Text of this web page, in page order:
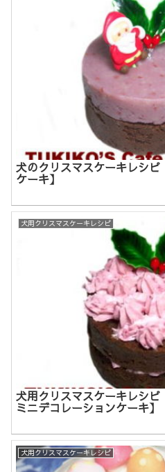
犬のクリスマスケーキレシ
ケーキ】
犬用クリスマスケーキレシピ
犬用クリスマスケーキレシ
ミニデコレーションケーキ】
犬用クリスマスケーキレシピ